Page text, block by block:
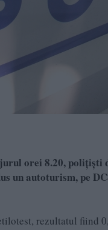
orei 8.20,
un autoturism, pe
rezultatul fiind